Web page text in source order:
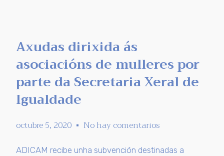
Axudas dirixida ás
asociacións de mulleres por
parte da Secretaria Xeral de
Igualdade
octubre 5, 2020 No hay comentarios
ADICAM recibe unha subvención destinadas a